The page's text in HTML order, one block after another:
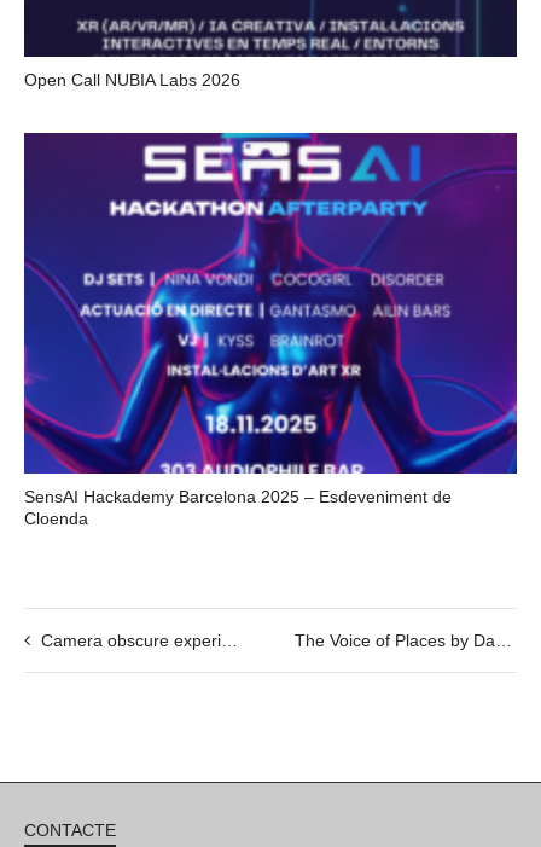
Open Call NUBIA Labs 2026
SensAI Hackademy Barcelona 2025 – Esdeveniment de
Cloenda
Camera obscure experience_Motors & So with Guilhem Senges The Voice of Places by Davide Gambino, Savina Tarsitano & Maya Barsacq @ LOOP Festival
CONTACTE